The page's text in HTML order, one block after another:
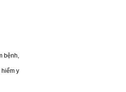
bệnh,
hiểm y